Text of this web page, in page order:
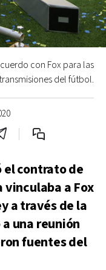
con Fox para las
transmisiones del fútbol.
el contrato de
a Fox
a través de la
una reunión
fuentes del